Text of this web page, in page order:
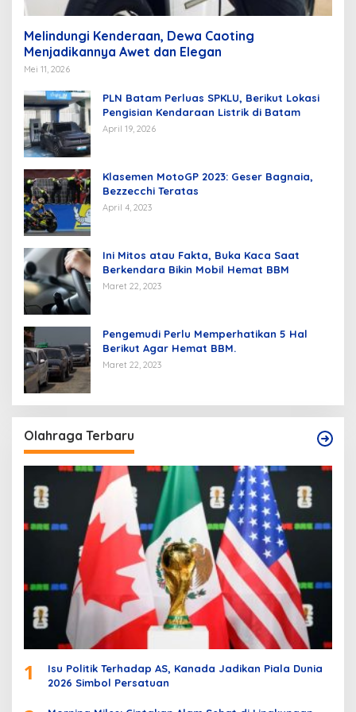
Melindungi Kenderaan, Dewa Caoting
Menjadikannya Awet dan Elegan
Mei 11, 2026
PLN Batam Perluas SPKLU, Berikut Lokasi
Pengisian Kendaraan Listrik di Batam
April 19, 2026
Klasemen MotoGP 2023: Geser Bagnaia,
Bezzecchi Teratas
April 4, 2023
Ini Mitos atau Fakta, Buka Kaca Saat
Berkendara Bikin Mobil Hemat BBM
Maret 22, 2023
Pengemudi Perlu Memperhatikan 5 Hal
Berikut Agar Hemat BBM.
Maret 22, 2023
Olahraga Terbaru
1
Isu Politik Terhadap AS, Kanada Jadikan Piala Dunia
2026 Simbol Persatuan